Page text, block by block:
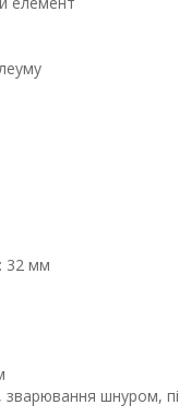
32 мм
шнуром,